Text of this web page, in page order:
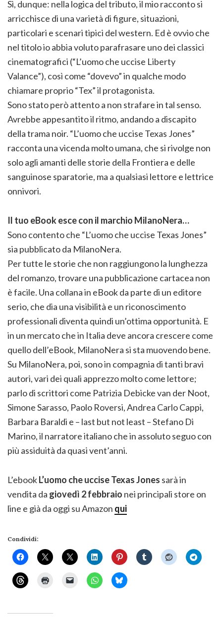
Sì, dunque: nella logica del tributo, il mio racconto si
arricchisce di una varietà di figure, situazioni,
particolari e scenari tipici del western. Ed è ovvio che
nel titolo io abbia voluto parafrasare uno dei classici
cinematografici (“L’uomo che uccise Liberty
Valance”), così come “dovevo” in qualche modo
chiamare proprio “Tex” il protagonista.
Sono stato però attento a non strafare in tal senso.
Avrebbe appesantito il ritmo, andando a discapito
della trama noir. “L’uomo che uccise Texas Jones”
racconta una vicenda molto umana, che si rivolge non
solo agli amanti delle storie della Frontiera e delle
sanguinose sparatorie, ma a qualsiasi lettore e lettrice
onnivori.
Il tuo eBook esce con il marchio MilanoNera…
Sono contento che “L’uomo che uccise Texas Jones”
sia pubblicato da MilanoNera.
Per tutte le storie che non raggiungono la lunghezza
del romanzo, trovare una pubblicazione cartacea non
è facile. Una collana in eBook da parte di un editore
serio, che dia una visibilità e un riconoscimento
professionali diventa quindi un’ottima opportunità. E
in un mercato che in Italia deve ancora crescere come
quello dell’eBook, MilanoNera si sta muovendo bene.
Su MilanoNera, poi, sono in compagnia di tanti bravi
autori, vari dei quali apprezzo molto come lettore;
parlo di scrittori come Patrizia Debicke van der Noot,
Simone Sarasso, Paolo Roversi, Andrea Carlo Cappi,
Barbara Baraldi e – last but not least – Stefano Di
Marino, il narratore italiano che in assoluto seguo con
più assiduità da quasi vent’anni.
L’ebookL’uomo che uccise Texas Jones sarà in
vendita da giovedì 2 febbraio nei principali store on
line e già da oggi su Amazon qui
Condividi: